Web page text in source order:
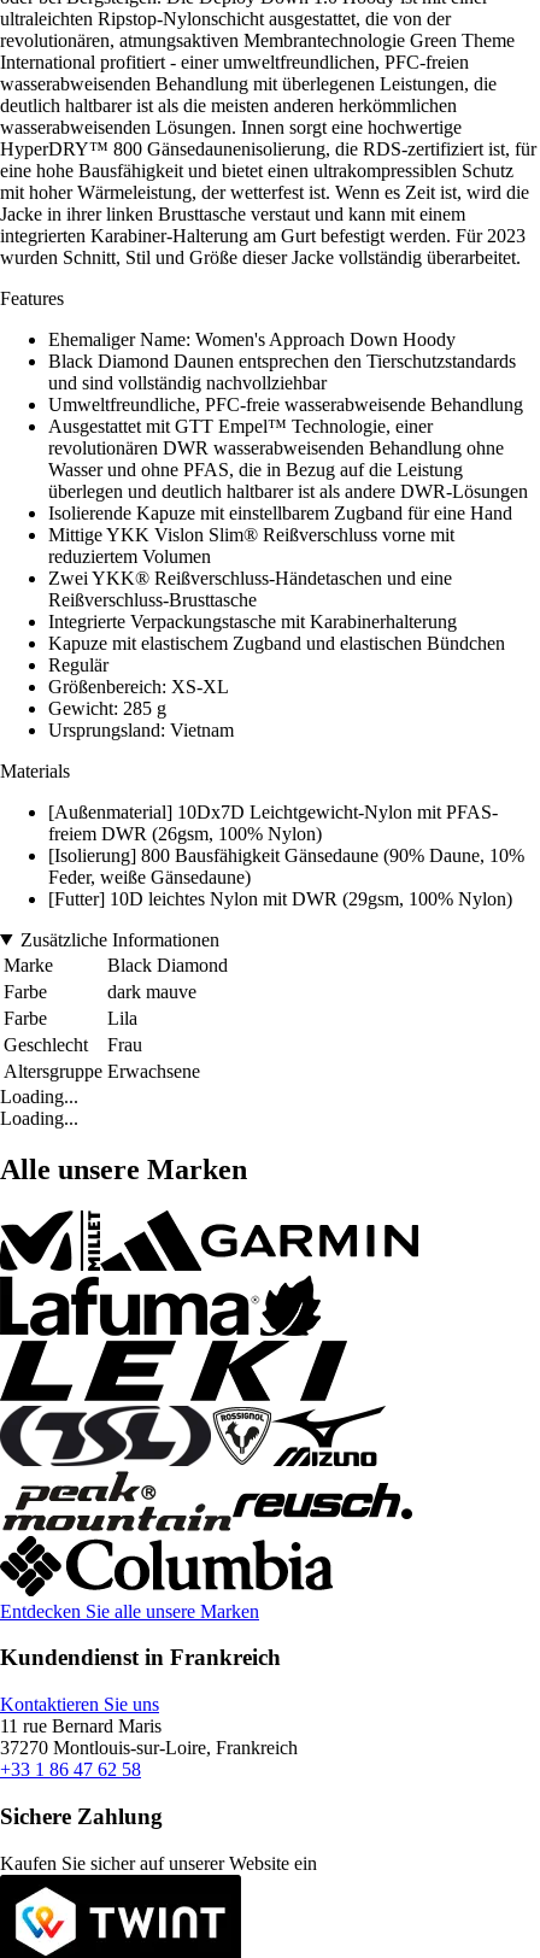
ultraleichten Ripstop-Nylonschicht ausgestattet, die von der
revolutionären, atmungsaktiven Membrantechnologie Green Theme
International profitiert - einer umweltfreundlichen, PFC-freien
wasserabweisenden Behandlung mit überlegenen Leistungen, die
deutlich haltbarer ist als die meisten anderen herkömmlichen
wasserabweisenden Lösungen. Innen sorgt eine hochwertige
HyperDRY™ 800 Gänsedaunenisolierung, die RDS-zertifiziert ist, für
eine hohe Bausfähigkeit und bietet einen ultrakompressiblen Schutz
mit hoher Wärmeleistung, der wetterfest ist. Wenn es Zeit ist, wird die
Jacke in ihrer linken Brusttasche verstaut und kann mit einem
integrierten Karabiner-Halterung am Gurt befestigt werden. Für 2023
wurden Schnitt, Stil und Größe dieser Jacke vollständig überarbeitet.
Features
Ehemaliger Name: Women's Approach Down Hoody
Black Diamond Daunen entsprechen den Tierschutzstandards
und sind vollständig nachvollziehbar
Umweltfreundliche, PFC-freie wasserabweisende Behandlung
Ausgestattet mit GTT Empel™ Technologie, einer
revolutionären DWR wasserabweisenden Behandlung ohne
Wasser und ohne PFAS, die in Bezug auf die Leistung
überlegen und deutlich haltbarer ist als andere DWR-Lösungen
Isolierende Kapuze mit einstellbarem Zugband für eine Hand
Mittige YKK Vislon Slim® Reißverschluss vorne mit
reduziertem Volumen
Zwei YKK® Reißverschluss-Händetaschen und eine
Reißverschluss-Brusttasche
Integrierte Verpackungstasche mit Karabinerhalterung
Kapuze mit elastischem Zugband und elastischen Bündchen
Regulär
Größenbereich: XS-XL
Gewicht: 285 g
Ursprungsland: Vietnam
Materials
[Außenmaterial] 10Dx7D Leichtgewicht-Nylon mit PFAS-
freiem DWR (26gsm, 100% Nylon)
[Isolierung] 800 Bausfähigkeit Gänsedaune (90% Daune, 10%
Feder, weiße Gänsedaune)
[Futter] 10D leichtes Nylon mit DWR (29gsm, 100% Nylon)
Zusätzliche Informationen
Marke
Black Diamond
Farbe
dark mauve
Farbe
Lila
Geschlecht
Frau
Altersgruppe Erwachsene
Loading...
Loading...
Alle unsere Marken
Entdecken Sie alle unsere Marken
Kundendienst in Frankreich
Kontaktieren Sie uns
11 rue Bernard Maris
37270 Montlouis-sur-Loire, Frankreich
+33 1 86 47 62 58
Sichere Zahlung
Kaufen Sie sicher auf unserer Website ein